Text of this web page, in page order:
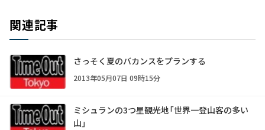
関連記事
さっそく夏のバカンスをプランする
2013年05月07日 09時15分
ミシュランの3つ星観光地「世界一登山客の多い
山」